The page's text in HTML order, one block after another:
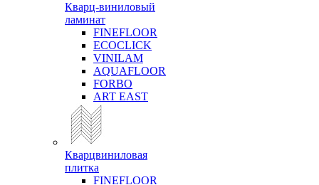
Кварц-виниловый
ламинат
FINEFLOOR
ECOCLICK
VINILAM
AQUAFLOOR
FORBO
ART EAST
Кварцвиниловая
плитка
FINEFLOOR